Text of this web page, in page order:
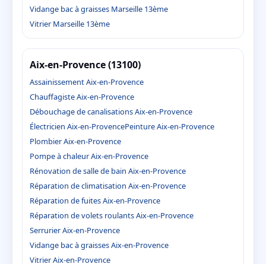
Vidange bac à graisses Marseille 13ème
Vitrier Marseille 13ème
Aix-en-Provence (13100)
Assainissement Aix-en-Provence
Chauffagiste Aix-en-Provence
Débouchage de canalisations Aix-en-Provence
Électricien Aix-en-ProvencePeinture Aix-en-Provence
Plombier Aix-en-Provence
Pompe à chaleur Aix-en-Provence
Rénovation de salle de bain Aix-en-Provence
Réparation de climatisation Aix-en-Provence
Réparation de fuites Aix-en-Provence
Réparation de volets roulants Aix-en-Provence
Serrurier Aix-en-Provence
Vidange bac à graisses Aix-en-Provence
Vitrier Aix-en-Provence